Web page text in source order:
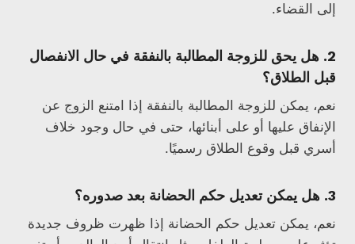
إلى القضاء.
2. هل يحق للزوجة المطالبة بالنفقة في حال الانفصال
قبل الطلاق؟
نعم، يمكن للزوجة المطالبة بالنفقة إذا امتنع الزوج عن
الإنفاق عليها أو على أبنائها، حتى في حال وجود خلاف
أسري قبل وقوع الطلاق رسميًا.
3. هل يمكن تعديل حكم الحضانة بعد صدوره؟
نعم، يمكن تعديل حكم الحضانة إذا ظهرت ظروف جديدة